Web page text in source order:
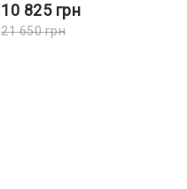
10 825 грн
21 650грн